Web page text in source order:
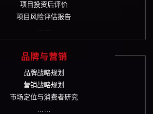
项目投资后评价
项目风险评估报告
……
品牌与营销
品牌战略规划
营销战略规划
市场定位与消费者研究
……